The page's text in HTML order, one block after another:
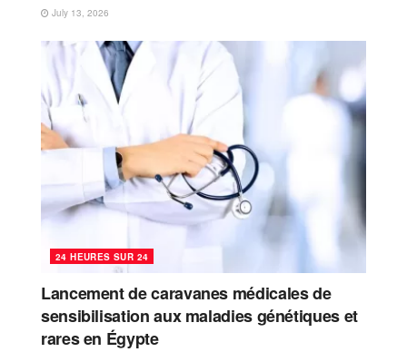
July 13, 2026
24 HEURES SUR 24
Lancement de caravanes médicales de
sensibilisation aux maladies génétiques et
rares en Égypte